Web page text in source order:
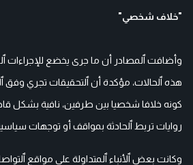
"خلاف شخصي"
وأضافت ٱلمصادر أن ما جرى يخضع للإجراءات
هذه ٱلحالات، مؤكدة أن ٱلتحقيقات تجري وفق
كونه خلافا شخصيا بين طرفين، نافية بشكل
روايات تربط ٱلحادثة بمواقف أو توجهات
وكانت بعض ٱلأنباء ٱلمتداولة على مواقع